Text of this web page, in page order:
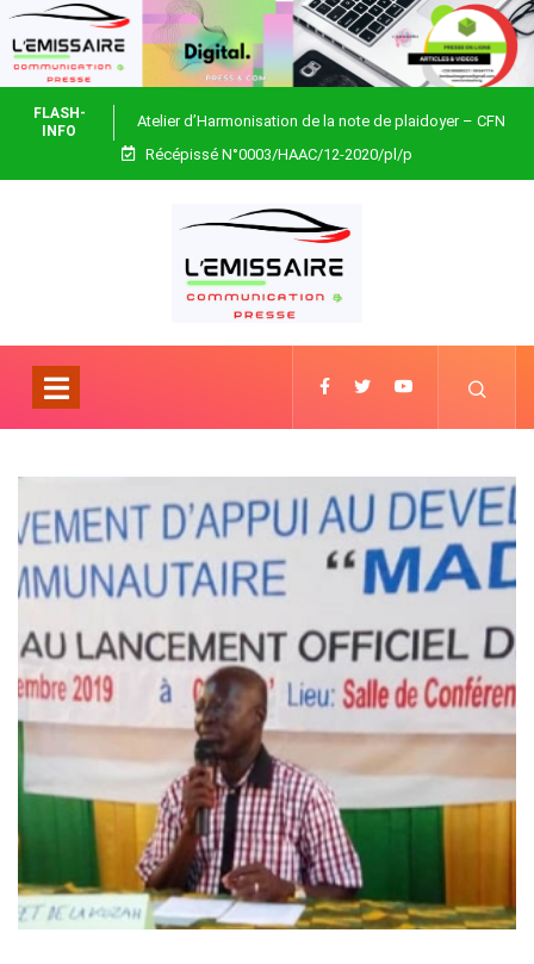
FLASH-
INFO
Atelier d’Harmonisation de la note de plaidoyer – CFN
Togo
Récépissé N°0003/HAAC/12-2020/pl/p